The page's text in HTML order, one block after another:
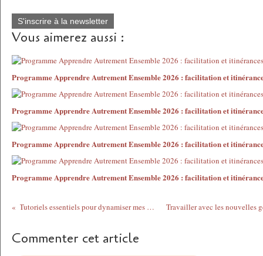
S'inscrire à la newsletter
Vous aimerez aussi :
Programme Apprendre Autrement Ensemble 2026 : facilitation et
Programme Apprendre Autrement Ensemble 2026 : facilitation et
Programme Apprendre Autrement Ensemble 2026 : facilitation et
Programme Apprendre Autrement Ensemble 2026 : facilitation et
Tutoriels essentiels pour dynamiser mes pratiques pédagogiques avec les outils du Web 2.0
Commenter cet article